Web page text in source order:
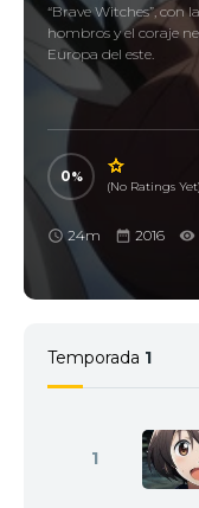
“Brave Witches”, con
hombros y el coraje
Europa del este.
0
(No Ratings Yet)
24m 2016
Temporada 1
1